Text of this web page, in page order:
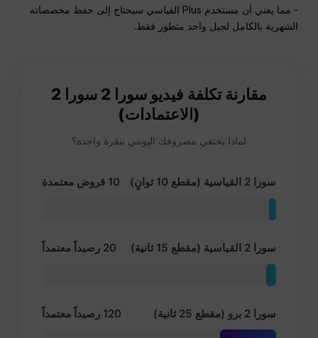
- مما يعني أن مستخدم Plus القياسي سيحتاج إلى حفظ مخصصاته
الشهرية بالكامل لجيل واحد متطور فقط.
مقارنة تكلفة فيديو سورا 2 سورا 2
(الاعتمادات)
لماذا يختفي مصروفك اليومي بنقرة واحدة؟
سورا 2 القياسية (مقطع 10 ثوانٍ) 10 قروض معتمدة
سورا 2 القياسية (مقطع 15 ثانية) 20 رصيداً معتمداً
سورا 2 برو (مقطع 25 ثانية) 120 رصيداً معتمداً